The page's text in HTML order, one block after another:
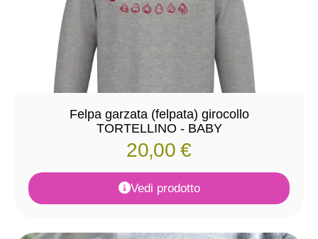
Felpa garzata (felpata) girocollo
TORTELLINO - BABY
20,00€
Vedi prodotto